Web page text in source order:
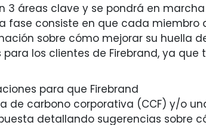
3 áreas clave y se pondrá en
fase consiste en que cada
sobre cómo mejorar su huella
los clientes de Firebrand, ya
para que Firebrand
de carbono corporativa (CCF) y/o
detallando sugerencias sobre